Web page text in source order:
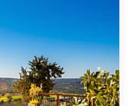
Next